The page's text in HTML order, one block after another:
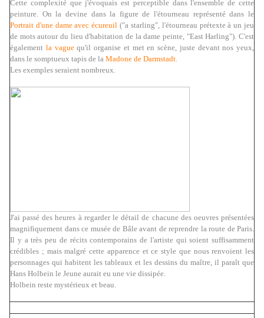
Cette complexité que j'évoquais est perceptible dans l'ensemble de cette
peinture. On la devine dans la figure de l'étourneau représenté dans le
Portrait d'une dame avec écureuil ("a starling", l'étourneau prétexte à un jeu
de mots autour du lieu d'habitation de la dame peinte, "East Harling"). C'est
également la vaguequ'il organise et met en scène, juste devant nos yeux,
dans le somptueux tapis de la Madone de Darmstadt.
Les exemples seraient nombreux.
J'ai passé des heures à regarder le détail de chacune des oeuvres présentées
magnifiquement dans ce musée de Bâle avant de reprendre la route de Paris.
Il y a très peu de récits contemporains de l'artiste qui soient suffisamment
crédibles ; mais malgré cette apparence et ce style que nous renvoient les
personnages qui habitent les tableaux et les dessins du maître, il paraît que
Hans Holbein le Jeune aurait eu une vie dissipée.
Holbein reste mystérieux et beau.